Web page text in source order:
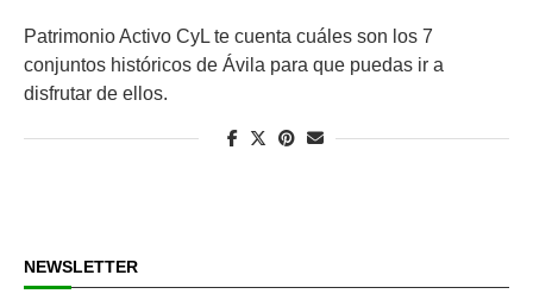
Patrimonio Activo CyL te cuenta cuáles son los 7
conjuntos históricos de Ávila para que puedas ir a
disfrutar de ellos.
NEWSLETTER